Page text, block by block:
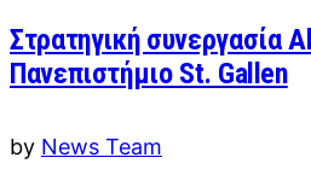
Στρατηγική συνεργασία
Πανεπιστήμιο St. Gallen
by News Team